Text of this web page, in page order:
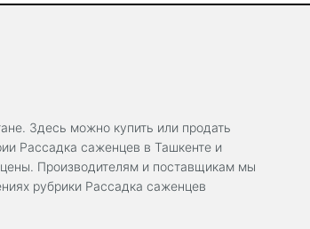
Здесь можно купить или продать
Рассадка саженцев в Ташкенте и
Производителям и поставщикам мы
рубрики Рассадка саженцев